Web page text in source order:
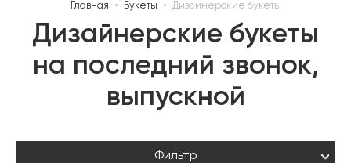
Главная • Букеты • Дизайнерские букеты
Дизайнерские букеты
на последний звонок,
выпускной
Фильтр